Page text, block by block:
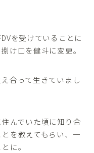
を受けていることに
け口を健斗に変更。
合って生きていまし
んでいた頃に知り合
を教えてもらい、一
に。